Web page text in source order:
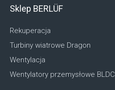
Sklep BERLÜF
Rekuperacja
Turbiny wiatrowe Dragon
Wentylacja
Wentylatory przemysłowe BLDC